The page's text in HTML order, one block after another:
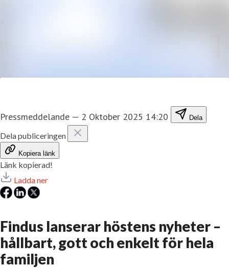
Pressmeddelande — 2 Oktober 2025 14:20 Dela
Dela publiceringen
Kopiera länk
Länk kopierad!
Ladda ner
Findus lanserar höstens nyheter –
hållbart, gott och enkelt för hela
familjen